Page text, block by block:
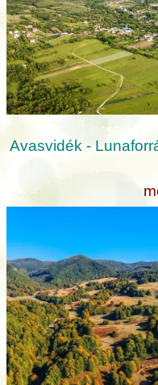
Avasvidék -